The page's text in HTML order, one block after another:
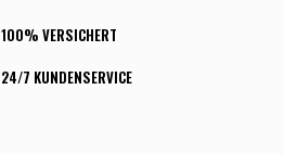
100% VERSICHERT
24/7 KUNDENSERVICE